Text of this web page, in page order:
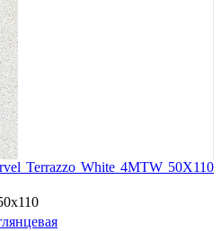
Terrazzo White 4MTW 50X110